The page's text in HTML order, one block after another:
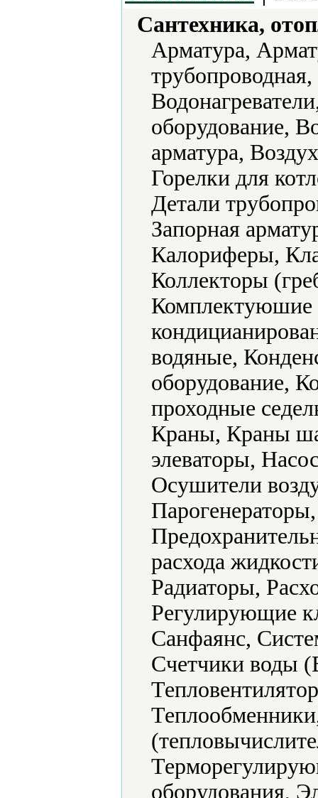
Сантехника,
Арматура,
оборудование,
арматура,
Горелки для
Детали
Запорная
Калориферы,
Коллекторы
Комплектуюшие
водяные,
оборудование,
проходные
Краны, Краны
элеваторы,
Осушители
расхода
Радиаторы,
Регулирующие
Санфаянс,
Счетчики воды
оборудования,